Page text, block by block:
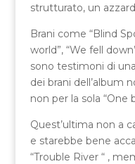
strutturato, un
Brani come “Blind
world”, “We fell
sono testimoni di
dei brani dell’album
non per la sola “One
Quest’ultima non a
e starebbe bene
“Trouble River “ ,